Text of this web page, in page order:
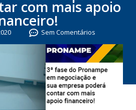
com mais apoio
Sem Comentários